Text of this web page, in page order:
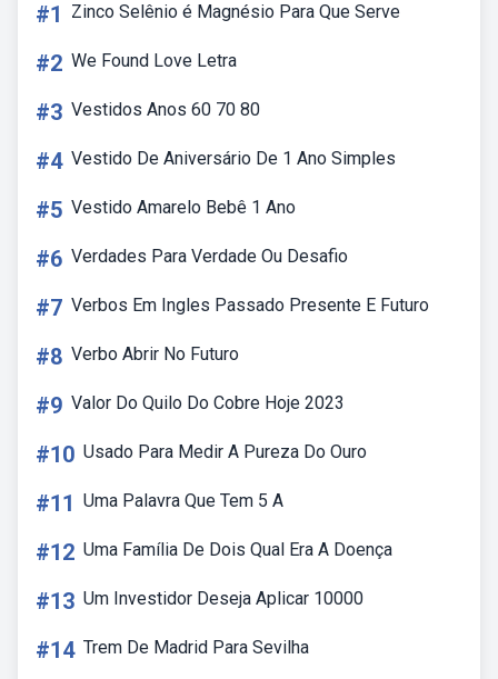
#1 Zinco Selênio é Magnésio Para Que Serve
#2 We Found Love Letra
#3 Vestidos Anos 60 70 80
#4 Vestido De Aniversário De 1 Ano Simples
#5 Vestido Amarelo Bebê 1 Ano
#6 Verdades Para Verdade Ou Desafio
#7 Verbos Em Ingles Passado Presente E Futuro
#8 Verbo Abrir No Futuro
#9 Valor Do Quilo Do Cobre Hoje 2023
#10 Usado Para Medir A Pureza Do Ouro
#11 Uma Palavra Que Tem 5 A
#12 Uma Família De Dois Qual Era A Doença
#13 Um Investidor Deseja Aplicar 10000
#14 Trem De Madrid Para Sevilha